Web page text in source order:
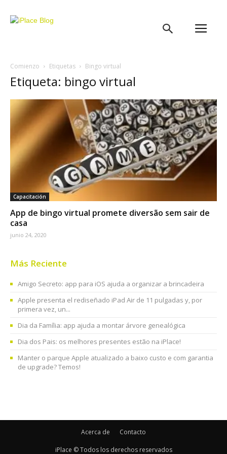
Comienzo Etiquetas Bingo virtual
Etiqueta: bingo virtual
Capacitación
App de bingo virtual promete diversão sem sair de
casa
junio 24, 2020
Más Reciente
Amigo Secreto: app para iOS ajuda a organizar a brincadeira
Apple presenta el rediseñado iPad Air de 11 pulgadas y, por
primera vez, un...
Dia da Família: app ajuda a montar árvore genealógica
Dia dos Pais: os melhores presentes estão na iPlace!
Manter o parque Apple atualizado a baixo custo e com garantia
de upgrade? Temos!
Acerca de Contacto
iPlace © Todos los derechos reservados